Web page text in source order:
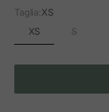
Taglia:XS
XS S